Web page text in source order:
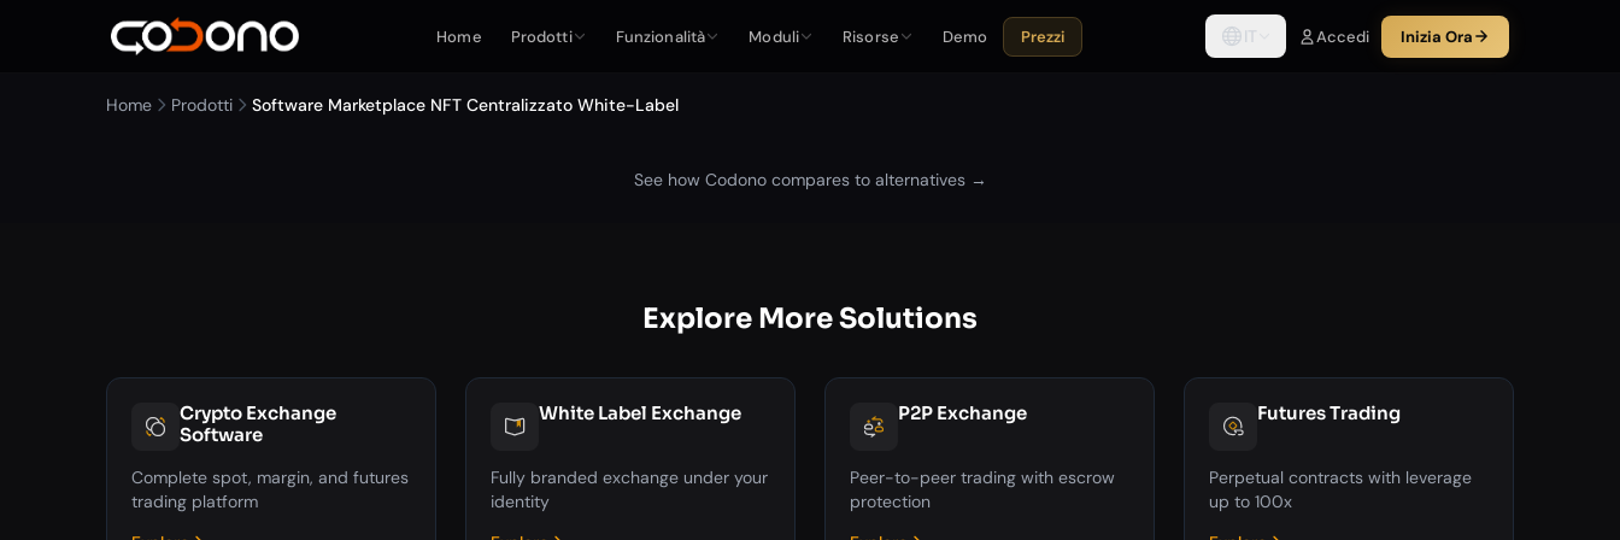
Home Prodotti Funzionalità Moduli Risorse Demo Prezzi IT Accedi Inizia Ora
Home Prodotti Software Marketplace NFT Centralizzato White-Label
See how Codono compares to alternatives →
Explore More Solutions
Crypto Exchange
Software
Complete spot, margin, and futures
trading platform
White Label Exchange
Fully branded exchange under your
identity
P2P Exchange
Peer-to-peer trading with escrow
protection
Futures Trading
Perpetual contracts with leverage
up to 100x